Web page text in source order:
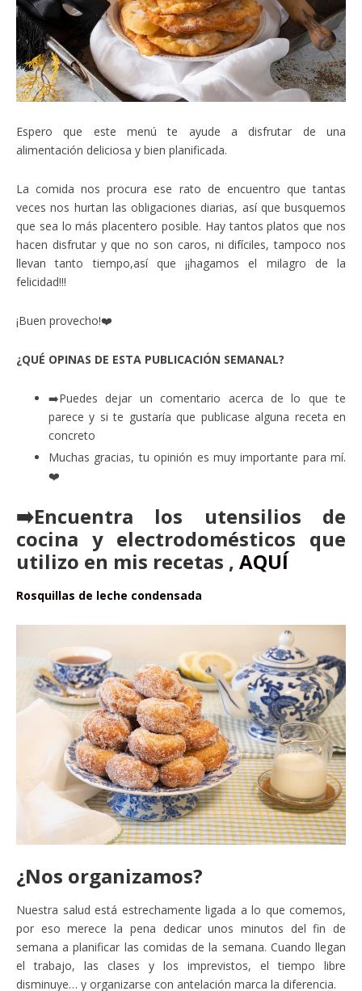
Espero que este menú te ayude a disfrutar de una
alimentación deliciosa y bien planificada.
La comida nos procura ese rato de encuentro que tantas
veces nos hurtan las obligaciones diarias, así que busquemos
que sea lo más placentero posible. Hay tantos platos que nos
hacen disfrutar y que no son caros, ni difíciles, tampoco nos
llevan tanto tiempo,así que ¡¡hagamos el milagro de la
felicidad!!!
¡Buen provecho!❤️
¿QUÉ OPINAS DE ESTA PUBLICACIÓN SEMANAL?
➡️Puedes dejar un comentario acerca de lo que te
parece y si te gustaría que publicase alguna receta en
concreto
Muchas gracias, tu opinión es muy importante para mí.
❤️
➡️Encuentra los utensilios de
cocina y electrodomésticos que
utilizo en mis recetas , AQUÍ
Rosquillas de leche condensada
¿Nos organizamos?
Nuestra salud está estrechamente ligada a lo que comemos,
por eso merece la pena dedicar unos minutos del fin de
semana a planificar las comidas de la semana. Cuando llegan
el trabajo, las clases y los imprevistos, el tiempo libre
disminuye… y organizarse con antelación marca la diferencia.